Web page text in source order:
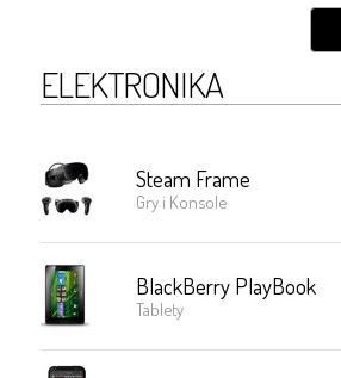
ELEKTRONIKA
Steam Frame
Gry i Konsole
BlackBerry PlayBook
Tablety